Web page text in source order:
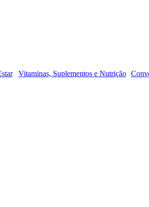
Vitaminas, Suplementos e Nutrição